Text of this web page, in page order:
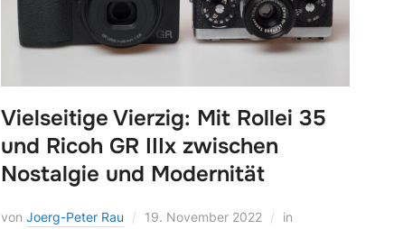
Vielseitige Vierzig: Mit Rollei 35
und Ricoh GR IIIx zwischen
Nostalgie und Modernität
vonJoerg-Peter Rau 19. November 2022
in